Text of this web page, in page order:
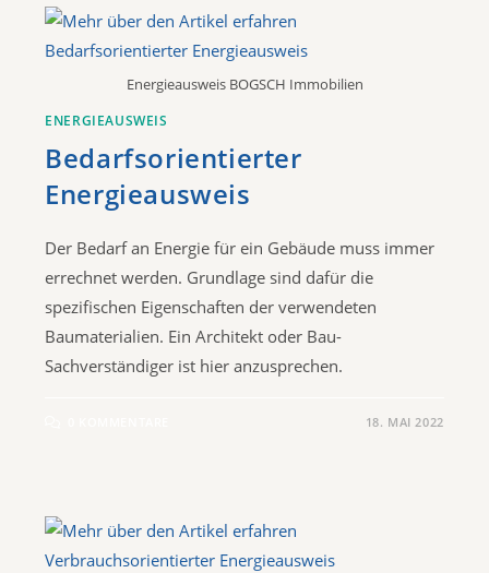
Energieausweis BOGSCH Immobilien
ENERGIEAUSWEIS
Bedarfsorientierter
Energieausweis
Der Bedarf an Energie für ein Gebäude muss immer
errechnet werden. Grundlage sind dafür die
spezifischen Eigenschaften der verwendeten
Baumaterialien. Ein Architekt oder Bau-
Sachverständiger ist hier anzusprechen.
18. MAI 2022